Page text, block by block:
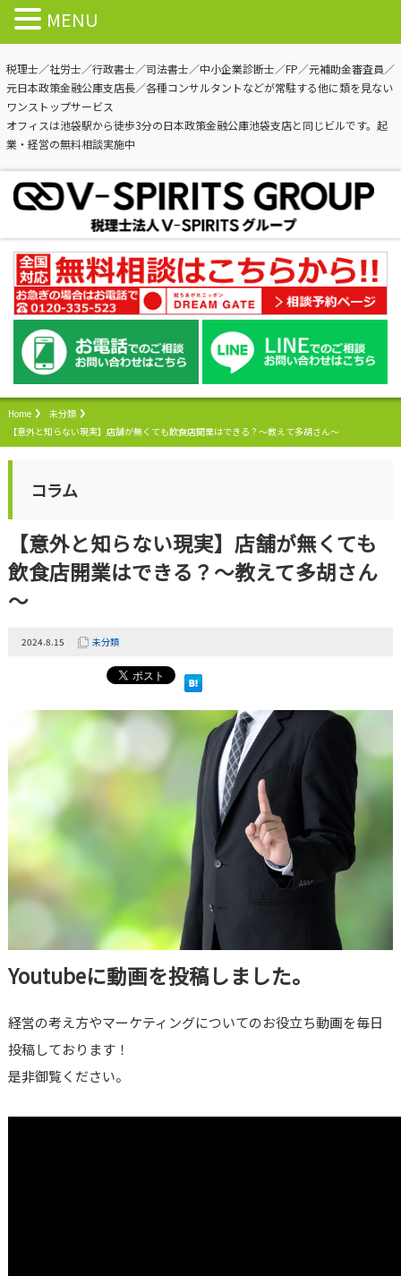
税理士／社労士／行政書士／司法書士／中小企業診断士／FP／元補助金審査員／
元日本政策金融公庫支店長／各種コンサルタントなどが常駐する他に類を見ない
ワンストップサービス
オフィスは池袋駅から徒歩3分の日本政策金融公庫池袋支店と同じビルです。起
業・経営の無料相談実施中
Home
未分類
【意外と知らない現実】店舗が無くても飲食店開業はできる？～教えて多胡さん～
コラム
【意外と知らない現実】店舗が無くても
飲食店開業はできる？～教えて多胡さん
～
2024.8.15 未分類
Youtubeに動画を投稿しました。
経営の考え方やマーケティングについてのお役立ち動画を毎日
投稿しております！
是非御覧ください。
MENU